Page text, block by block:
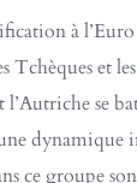
à
Tchèques et
l’Autriche se
dynamique
ce groupe